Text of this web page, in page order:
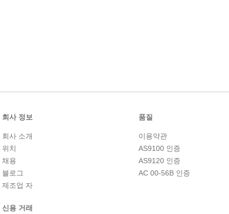
회사 정보
회사 소개
위치
채용
블로그
제조업 자
품질
이용약관
AS9100 인증
AS9120 인증
AC 00-56B 인증
신용 거래